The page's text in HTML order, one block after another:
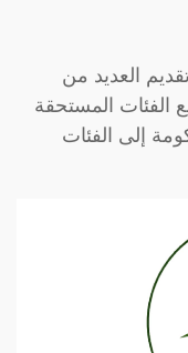
العديد من
الفئات المستحقة
إلى الفئات